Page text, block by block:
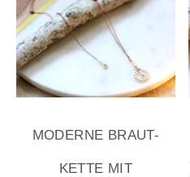
MODERNE BRAUT-
KETTE MIT